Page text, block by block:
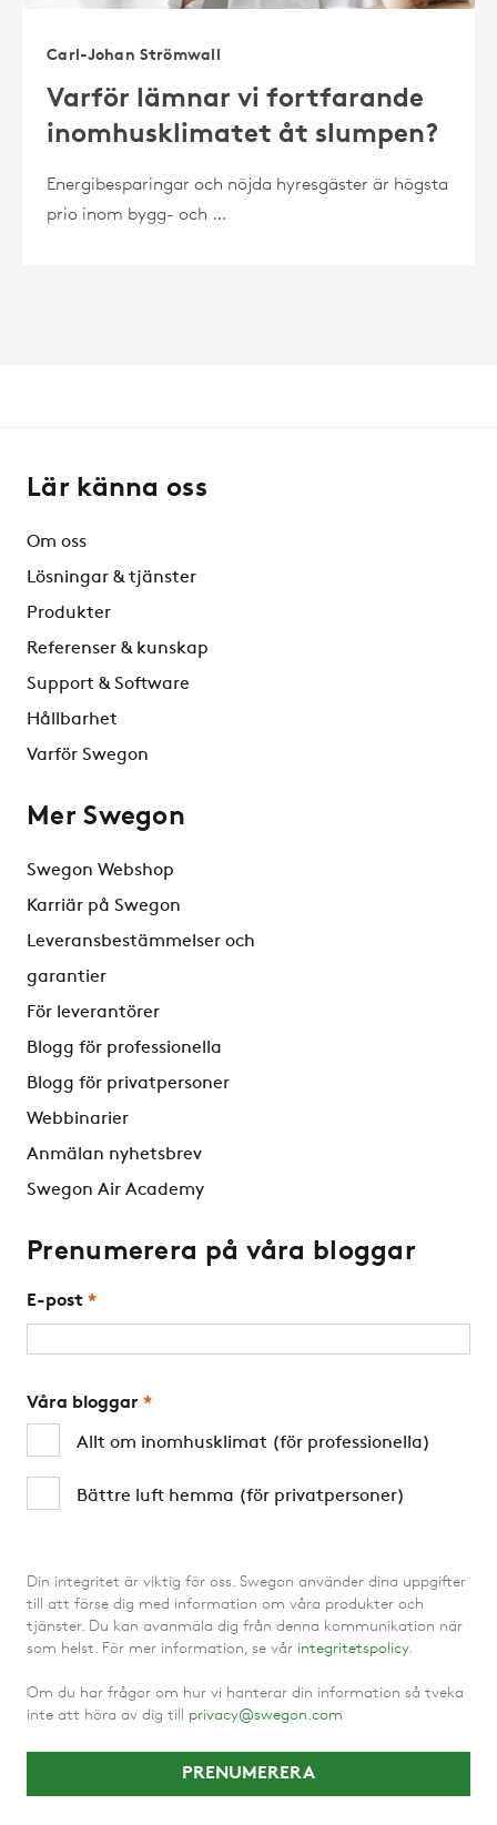
Carl-Johan Strömwall
Varför lämnar vi fortfarande
inomhusklimatet åt slumpen?
Energibesparingar och nöjda hyresgäster är högsta
prio inom bygg- och …
Lär känna oss
Om oss
Lösningar & tjänster
Produkter
Referenser & kunskap
Support & Software
Hållbarhet
Varför Swegon
Mer Swegon
Swegon Webshop
Karriär på Swegon
Leveransbestämmelser och
garantier
För leverantörer
Blogg för professionella
Blogg för privatpersoner
Webbinarier
Anmälan nyhetsbrev
Swegon Air Academy
Prenumerera på våra bloggar
E-post *
Våra bloggar *
Allt om inomhusklimat (för professionella)
Bättre luft hemma (för privatpersoner)
Din integritet är viktig för oss. Swegon använder dina uppgifter
till att förse dig med information om våra produkter och
tjänster. Du kan avanmäla dig från denna kommunikation när
som helst. För mer information, se vår integritetspolicy.
Om du har frågor om hur vi hanterar din information så tveka
inte att höra av dig till privacy@swegon.com